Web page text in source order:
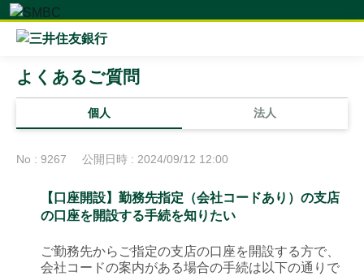
個人 法人
よくあるご質問
No : 9267 公開日時 : 2024/09/12 12:00
【口座開設】勤務先指定（会社コードあり）の支店
の口座を開設する手続を知りたい
ご勤務先からご指定の支店の口座を開設する方で、
会社コードの案内がある場合の手続は以下の通りで